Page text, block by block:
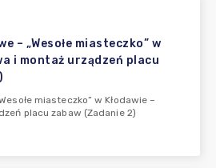
– „Wesołe miasteczko” w
i montaż urządzeń placu
miasteczko” w Kłodawie –
placu zabaw (Zadanie 2)